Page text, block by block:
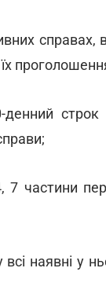
частини
наявні у